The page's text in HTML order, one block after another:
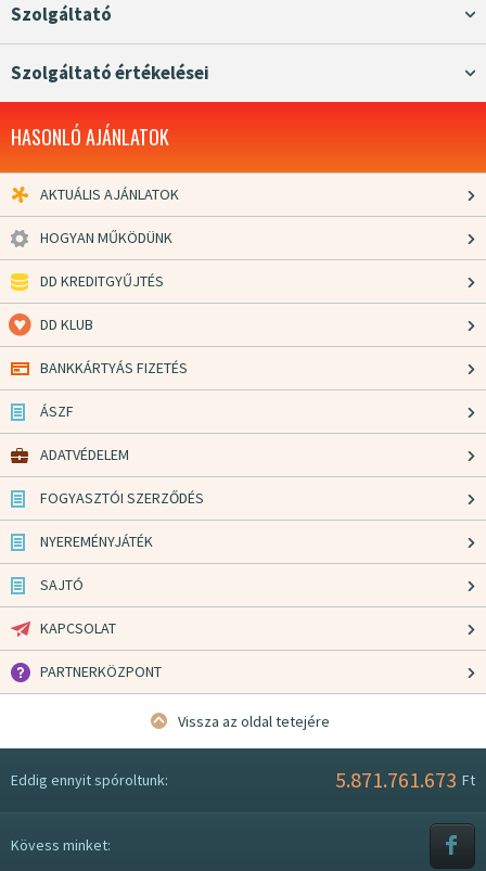
Szolgáltató
Szolgáltató értékelései
HASONLÓ AJÁNLATOK
AKTUÁLIS AJÁNLATOK
HOGYAN MŰKÖDÜNK
DD KREDITGYŰJTÉS
DD KLUB
BANKKÁRTYÁS FIZETÉS
ÁSZF
ADATVÉDELEM
FOGYASZTÓI SZERZŐDÉS
NYEREMÉNYJÁTÉK
SAJTÓ
KAPCSOLAT
PARTNERKÖZPONT
Vissza az oldal tetejére
Eddig ennyit spóroltunk: 5.871.761.673 Ft
Kövess minket: